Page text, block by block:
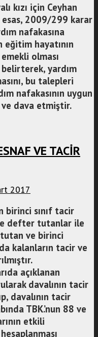
kızı için Ceyhan
2009/299 karar
nafakasına
eğitim hayatının
olması
yardım
bu talepleri
nafakasının uygun
dava etmiştir.
VE TACİR
2017
birinci sınıf tacir
defter tutanlar ile
ve birinci
kalanların tacir ve
açıklanan
davalının tacir
davalının tacir
TBK.’nun 88 ve
etkili